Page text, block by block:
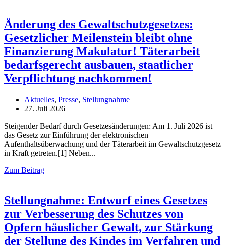
Änderung des Gewaltschutzgesetzes:
Gesetzlicher Meilenstein bleibt ohne
Finanzierung Makulatur! Täterarbeit
bedarfsgerecht ausbauen, staatlicher
Verpflichtung nachkommen!
Aktuelles, Presse, Stellungnahme
27. Juli 2026
Steigender Bedarf durch Gesetzesänderungen: Am 1. Juli 2026 ist
das Gesetz zur Einführung der elektronischen
Aufenthaltsüberwachung und der Täterarbeit im Gewaltschutzgesetz
in Kraft getreten.[1] Neben
Zum Beitrag
Stellungnahme: Entwurf eines Gesetzes
zur Verbesserung des Schutzes von
Opfern häuslicher Gewalt, zur Stärkung
der Stellung des Kindes im Verfahren und